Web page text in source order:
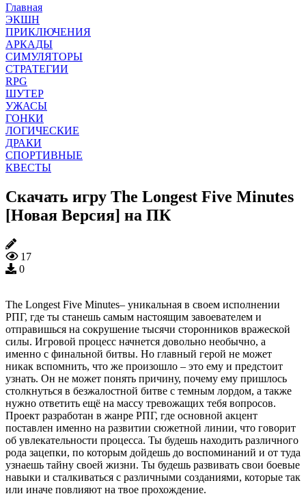
Главная
ЭКШН
ПРИКЛЮЧЕНИЯ
АРКАДЫ
СИМУЛЯТОРЫ
СТРАТЕГИИ
RPG
ШУТЕР
УЖАСЫ
ГОНКИ
ЛОГИЧЕСКИЕ
ДРАКИ
СПОРТИВНЫЕ
КВЕСТЫ
Скачать игру The Longest Five Minutes
[Новая Версия] на ПК
17
0
The Longest Five Minutes– уникальная в своем исполнении
РПГ, где ты станешь самым настоящим завоевателем и
отправишься на сокрушение тысячи сторонников вражеской
силы. Игровой процесс начнется довольно необычно, а
именно с финальной битвы. Но главный герой не может
никак вспомнить, что же произошло – это ему и предстоит
узнать. Он не может понять причину, почему ему пришлось
столкнуться в безжалостной битве с темным лордом, а также
нужно ответить ещё на массу тревожащих тебя вопросов.
Проект разработан в жанре РПГ, где основной акцент
поставлен именно на развитии сюжетной линии, что говорит
об увлекательности процесса. Ты будешь находить различного
рода зацепки, по которым дойдешь до воспоминаний и от туда
узнаешь тайну своей жизни. Ты будешь развивать свои боевые
навыки и сталкиваться с различными созданиями, которые так
или иначе повлияют на твое прохождение.